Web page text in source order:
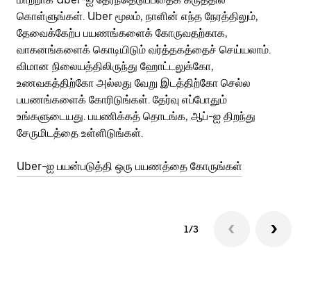
கொள்ளுங்கள். Uber மூலம், நாளின் எந்த நேரத்திலும்,
தேவைக்கேற்ப பயணங்களைக் கோருவதற்காக,
வாகனங்களைக் கொடியிடும் வர்த்தகத்தைச் செய்யலாம்.
விமான நிலையத்திலிருந்து ஹோட்டலுக்கோ,
உணவகத்திற்கோ அல்லது வேறு இடத்திற்கோ செல்ல
பயணங்களைக் கோரிடுங்கள். தேர்வு எப்போதும்
உங்களுடையது. பயணிக்கத் தொடங்க, ஆப்-ஐ திறந்து
சேருமிடத்தை உள்ளிடுங்கள்.
Uber-ஐ பயன்படுத்தி ஒரு பயணத்தை கோருங்கள்
1/3